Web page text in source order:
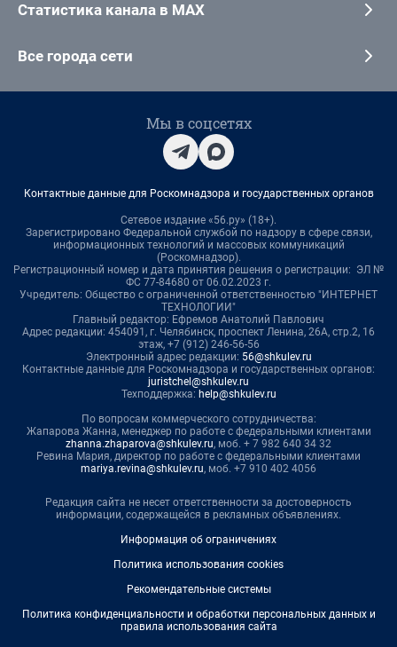
Статистика канала в MAX
Все города сети
Мы в соцсетях
Контактные данные для Роскомнадзора и государственных органов
Сетевое издание «56.ру» (18+).
Зарегистрировано Федеральной службой по надзору в сфере связи,
информационных технологий и массовых коммуникаций
(Роскомнадзор).
Регистрационный номер и дата принятия решения о регистрации: ЭЛ №
ФС 77-84680 от 06.02.2023 г.
Учредитель: Общество с ограниченной ответственностью "ИНТЕРНЕТ
ТЕХНОЛОГИИ"
Главный редактор: Ефремов Анатолий Павлович
Адрес редакции: 454091, г. Челябинск, проспект Ленина, 26А, стр.2, 16
этаж, +7 (912) 246-56-56
Электронный адрес редакции: 56@shkulev.ru
Контактные данные для Роскомнадзора и государственных органов:
juristchel@shkulev.ru
Техподдержка: help@shkulev.ru
По вопросам коммерческого сотрудничества:
Жапарова Жанна, менеджер по работе с федеральными клиентами
zhanna.zhaparova@shkulev.ru, моб. + 7 982 640 34 32
Ревина Мария, директор по работе с федеральными клиентами
mariya.revina@shkulev.ru, моб. +7 910 402 4056
Редакция сайта не несет ответственности за достоверность
информации, содержащейся в рекламных объявлениях.
Информация об ограничениях
Политика использования cookies
Рекомендательные системы
Политика конфиденциальности и обработки персональных данных и
правила использования сайта